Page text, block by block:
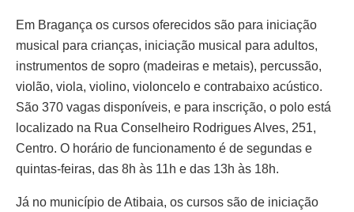
Em Bragança os cursos oferecidos são para iniciação
musical para crianças, iniciação musical para adultos,
instrumentos de sopro (madeiras e metais), percussão,
violão, viola, violino, violoncelo e contrabaixo acústico.
São 370 vagas disponíveis, e para inscrição, o polo está
localizado na Rua Conselheiro Rodrigues Alves, 251,
Centro. O horário de funcionamento é de segundas e
quintas-feiras, das 8h às 11h e das 13h às 18h.
Já no município de Atibaia, os cursos são de iniciação